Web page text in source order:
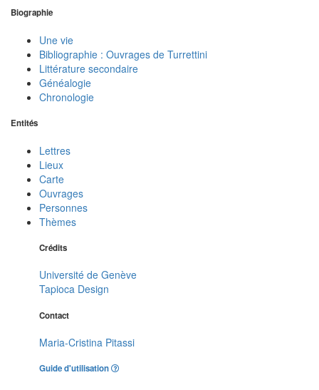
Biographie
Une vie
Bibliographie : Ouvrages de Turrettini
Littérature secondaire
Généalogie
Chronologie
Entités
Lettres
Lieux
Carte
Ouvrages
Personnes
Thèmes
Crédits
Université de Genève
Tapioca Design
Contact
Maria-Cristina Pitassi
Guide d'utilisation